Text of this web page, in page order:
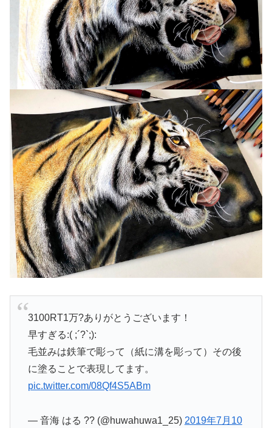
3100RT1万?ありがとうございます！
早すぎる:( ;´?`;):
毛並みは鉄筆で彫って（紙に溝を彫って）その後
に塗ることで表現してます。
pic.twitter.com/08Qf4S5ABm
— 音海 はる ?? (@huwahuwa1_25) 2019年7月10